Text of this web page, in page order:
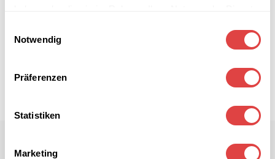
Notwendig
Präferenzen
Statistiken
Marketing